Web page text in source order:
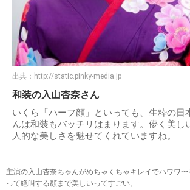
出典： http://static.pinky-media.jp
和装の入山杏奈さん
いくら「ハーフ顔」といっても、生粋の日
んは和装もバッチリはまります。儚く美し
人的な美しさを魅せてくれていますね。
主演の入山杏奈ちゃんがめちゃくちゃキレイでハワワ
って絶叫する顔まで美しいってすごい。